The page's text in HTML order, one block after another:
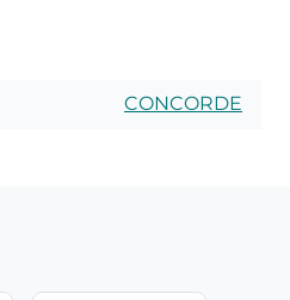
CONCORDE